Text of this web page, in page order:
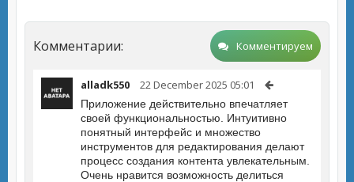
Комментарии: Комментируем
alladk550 22 December 2025 05:01
Приложение действительно впечатляет
своей функциональностью. Интуитивно
понятный интерфейс и множество
инструментов для редактирования делают
процесс создания контента увлекательным.
Очень нравится возможность делиться